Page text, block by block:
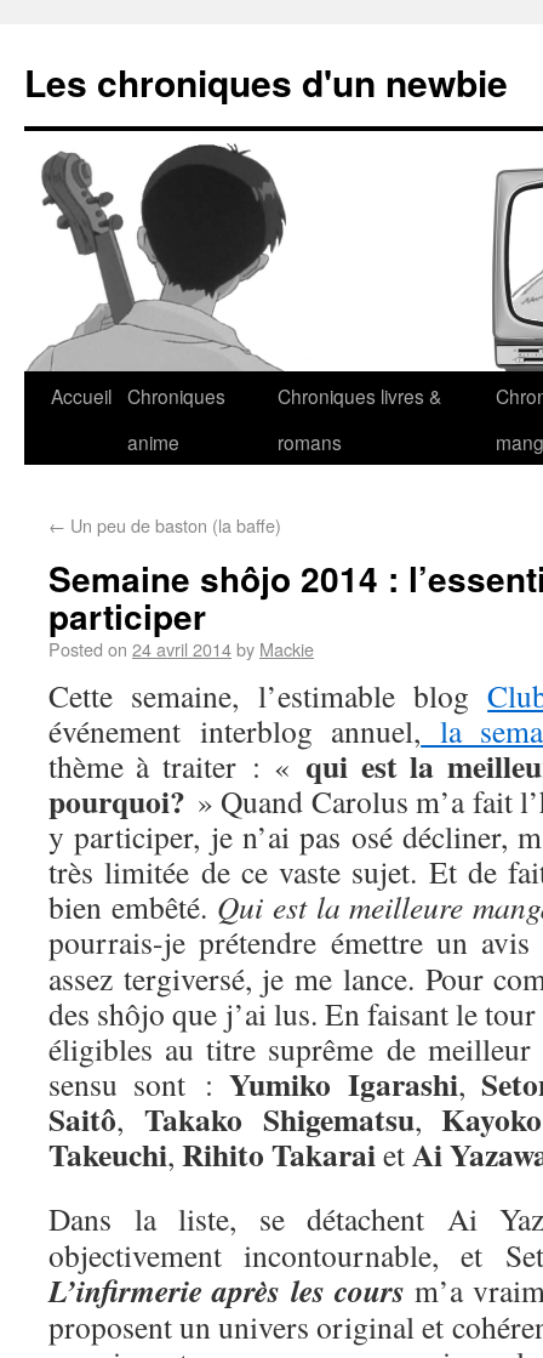
Les chroniques d'un newbie
Accueil Chroniques
anime
Chroniques livres &
romans
← Un peu de baston (la baffe)
Semaine shôjo 2014 :
participer
Posted on 24 avril 2014by Mackie
Cette semaine, l’estimable blog
événement interblog annuel, la
thème à traiter : « qui est la
pourquoi? » Quand Carolus m’a fait
y participer, je n’ai pas osé décliner,
très limitée de ce vaste sujet. Et de
bien embêté. Qui est la meilleure
pourrais-je prétendre émettre un
assez tergiversé, je me lance. Pour
des shôjo que j’ai lus. En faisant le tour
éligibles au titre suprême de
sensu sont :Yumiko Igarashi,
Saitô, Takako Shigematsu,Kayoko
Takeuchi, Rihito TakaraietAi
Dans la liste, se détachent Ai
objectivement incontournable, et
L’infirmerie après les cours m’a
proposent un univers original et